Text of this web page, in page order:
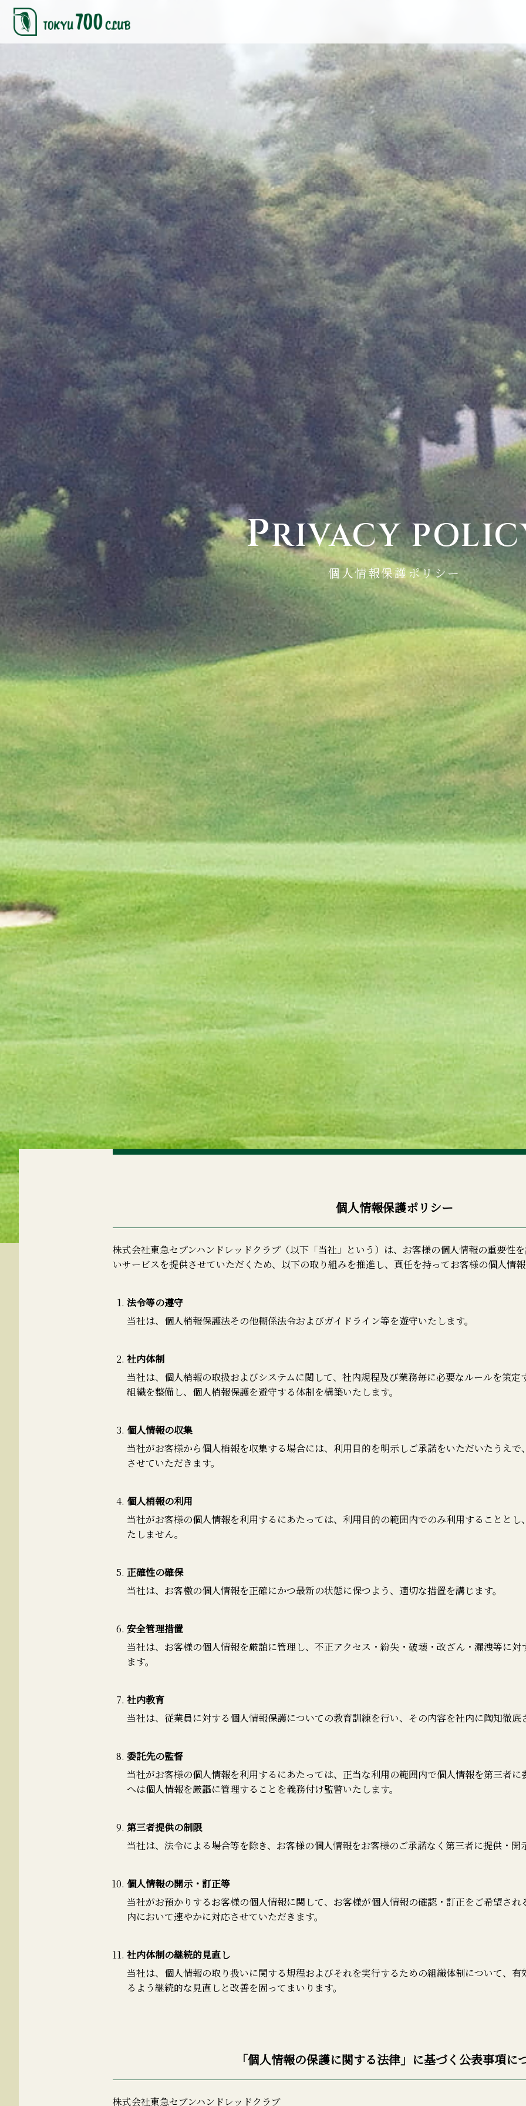
PRIVACY
個人情報保護ポリシー
個人情報保護ポリシー
株式会社東急セプンハンドレッドクラプ（以下「当社」という）は、お客様の個人情報の重要性
いサービスを提供させていただくため、以下の取り組みを推進し、頁任を持ってお客様の個人情
法令等の遵守
当社は、個人梢報保護法その他糊係法令およびガイドライン等を遊守いたします。
社内体制
当社は、個人梢報の取扱およびシステムに閲して、社内規程及び業務毎に必要なルールを策
組織を整備し、個人梢報保護を避守する体制を構築いたします。
個人情報の収集
当社がお客様から個人梢報を収集する場合には、利用目的を明示しご承諾をいただいたうえ
させていただきます。
個人梢報の利用
当社がお客様の個人情報を利用するにあたっては、利用目的の範囲内でのみ利用することと
たしません。
正確性の確保
当社は、お客檄の個人情報を正確にかつ最新の状態に保つよう、適切な措置を講じます。
安全管理措置
当社は、お客様の個人情報を厳誼に管理し、不正アクセス・紛失・破壊・改ざん・漏洩等に
ます。
社内教育
当社は、従業員に対する個人情報保護についての教育訓練を行い、その内容を社内に陶知徹底
委託先の監督
当社がお客様の個人情報を利用するにあたっては、正当な利用の範囲内で個人情報を第三者
へは個人情報を厳謳に管理することを義務付け監瞥いたします。
第三者提供の制限
当社は、法令による場合等を除き、お客様の個人情報をお客様のご承諾なく第三者に提供・開
個人情報の開示・訂正等
当社がお預かりするお客様の個人情報に関して、お客様が個人情報の確認・訂正をご希望さ
内において速やかに対応させていただきます。
社内体制の継続的見直し
当社は、個人情報の取り扱いに関する規程およびそれを実行するための組織体制について、
るよう継続的な見直しと改善を固ってまいります。
「個人情報の保護に関する法律」に基づく公表事項に
株式会社東急セブンハンドレッドクラブ